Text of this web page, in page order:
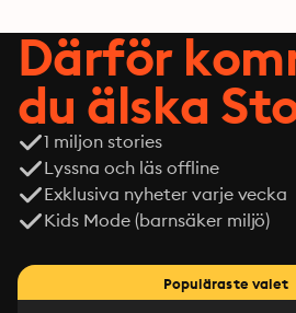
Därför
du älska
1 miljon stories
Lyssna och läs offline
Exklusiva nyheter varje vecka
Kids Mode (barnsäker miljö)
Populäraste valet